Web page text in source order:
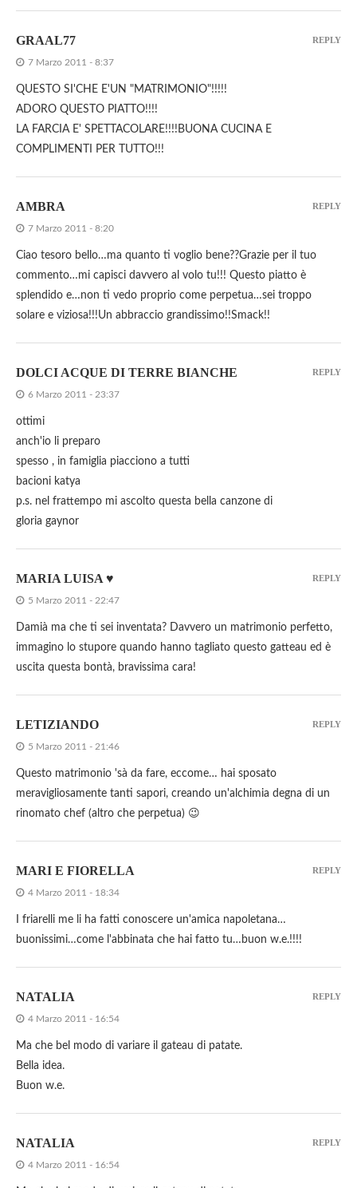
GRAAL77
7 Marzo 2011 - 8:37
QUESTO SI'CHE E'UN "MATRIMONIO"!!!!!
ADORO QUESTO PIATTO!!!!
LA FARCIA E' SPETTACOLARE!!!!BUONA CUCINA E
COMPLIMENTI PER TUTTO!!!
REPLY
AMBRA
7 Marzo 2011 - 8:20
Ciao tesoro bello…ma quanto ti voglio bene??Grazie per il tuo
commento…mi capisci davvero al volo tu!!! Questo piatto è
splendido e…non ti vedo proprio come perpetua…sei troppo
solare e viziosa!!!Un abbraccio grandissimo!!Smack!!
REPLY
DOLCI ACQUE DI TERRE BIANCHE
6 Marzo 2011 - 23:37
ottimi
anch'io li preparo
spesso , in famiglia piacciono a tutti
bacioni katya
p.s. nel frattempo mi ascolto questa bella canzone di
gloria gaynor
REPLY
MARIA LUISA ♥
5 Marzo 2011 - 22:47
Damià ma che ti sei inventata? Davvero un matrimonio perfetto,
immagino lo stupore quando hanno tagliato questo gatteau ed è
uscita questa bontà, bravissima cara!
REPLY
LETIZIANDO
5 Marzo 2011 - 21:46
Questo matrimonio 'sà da fare, eccome… hai sposato
meravigliosamente tanti sapori, creando un'alchimia degna di un
rinomato chef (altro che perpetua) 😉
REPLY
MARI E FIORELLA
4 Marzo 2011 - 18:34
I friarelli me li ha fatti conoscere un'amica napoletana…
buonissimi…come l'abbinata che hai fatto tu…buon w.e.!!!!
REPLY
NATALIA
4 Marzo 2011 - 16:54
Ma che bel modo di variare il gateau di patate.
Bella idea.
Buon w.e.
REPLY
NATALIA
4 Marzo 2011 - 16:54
REPLY